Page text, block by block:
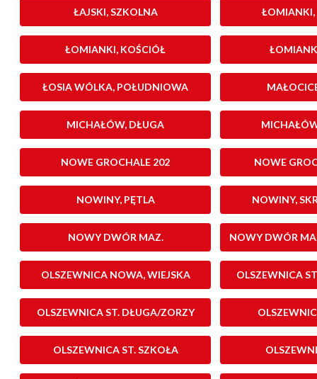
ŁAJSKI, SZKOLNA ŁOMIANKI,
ŁOMIANKI, KOŚCIÓŁ
ŁOSIA WÓLKA, POŁUDNIOWA
MICHAŁÓW, DŁUGA
NOWE GROCHALE 202 NOWE
NOWINY, PĘTLA NOWINY,
NOWY DWÓR MAZ. NOWY DWÓR
OLSZEWNICA NOWA, WIEJSKA OLSZEWNICA
OLSZEWNICA ST. DŁUGA/ZORZY
OLSZEWNICA ST. SZKOŁA